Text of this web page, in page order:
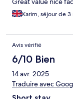
Karim, séjour de 3
Avis vérifié
6/10 Bien
14 avr. 2025
Traduire avec